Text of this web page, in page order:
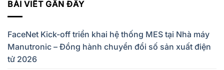
BÀI VIẾT GẦN ĐÂY
FaceNet Kick-off triển khai hệ thống MES tại Nhà máy
Manutronic – Đồng hành chuyển đổi số sản xuất điện
tử 2026